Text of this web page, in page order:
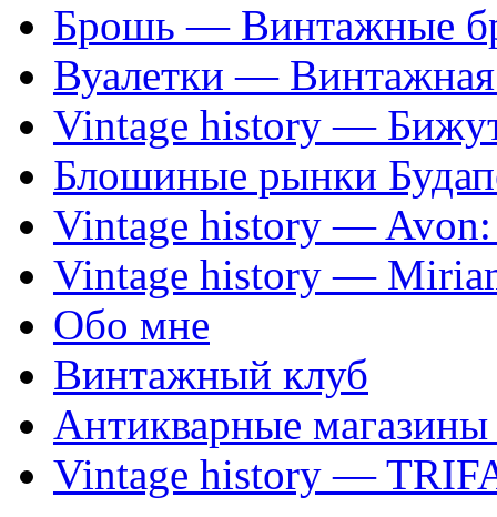
Брошь — Винтажные
Вуалетки — Винтажная
Vintage history —
Блошиные рынки
Vintage history —
Vintage history —
Обо мне
Винтажный клуб
Антикварные
Vintage history —